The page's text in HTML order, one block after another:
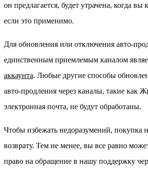
он предлагается, будет утрачена, когда вы
если это применимо.
Для обновления или отключения авто-
единственным приемлемым каналом
аккаунта. Любые другие способы
авто-продления через каналы, такие как
электронная почта, не будут обработаны.
Чтобы избежать недоразумений, покупка
возврату. Тем не менее, вы все равно
право на обращение в нашу поддержку